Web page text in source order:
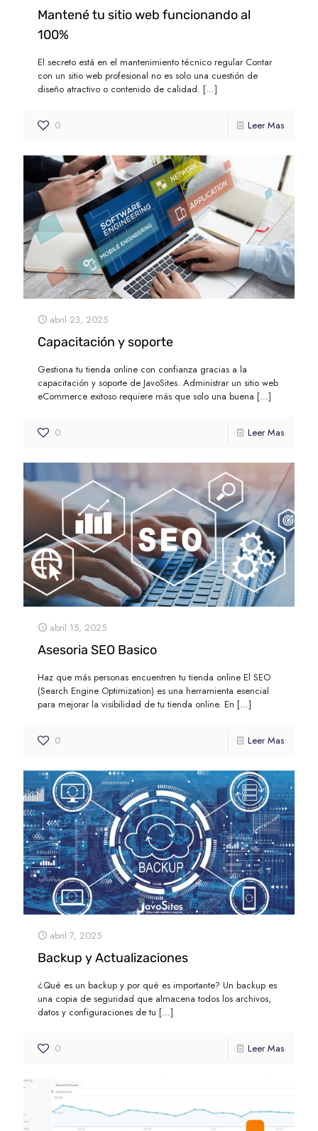
Mantené tu sitio web funcionando al
100%
El secreto está en el mantenimiento técnico regular Contar
con un sitio web profesional no es solo una cuestión de
diseño atractivo o contenido de calidad. […]
0 Leer Mas
abril 23, 2025
Capacitación y soporte
Gestiona tu tienda online con confianza gracias a la
capacitación y soporte de JavoSites. Administrar un sitio web
eCommerce exitoso requiere más que solo una buena […]
0 Leer Mas
abril 15, 2025
Asesoria SEO Basico
Haz que más personas encuentren tu tienda online El SEO
(Search Engine Optimization) es una herramienta esencial
para mejorar la visibilidad de tu tienda online. En […]
0 Leer Mas
abril 7, 2025
Backup y Actualizaciones
¿Qué es un backup y por qué es importante? Un backup es
una copia de seguridad que almacena todos los archivos,
datos y configuraciones de tu […]
0 Leer Mas